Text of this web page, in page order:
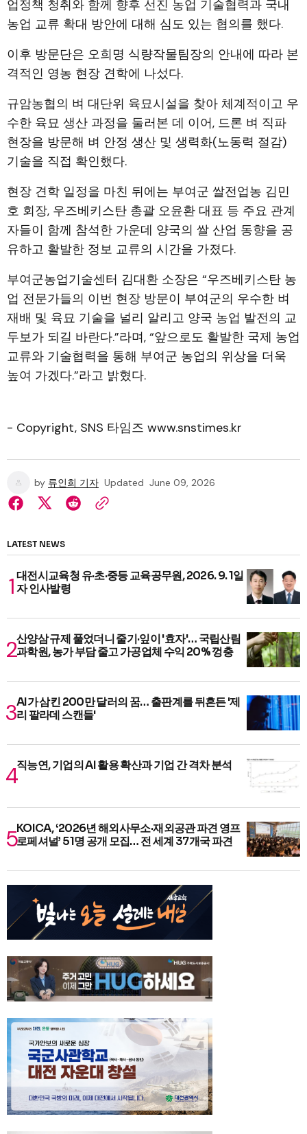
업정책 청취와 함께 향후 선진 농업 기술협력과 국내
농업 교류 확대 방안에 대해 심도 있는 협의를 했다.
이후 방문단은 오희명 식량작물팀장의 안내에 따라 본
격적인 영농 현장 견학에 나섰다.
규암농협의 벼 대단위 육묘시설을 찾아 체계적이고 우
수한 육묘 생산 과정을 둘러본 데 이어, 드론 벼 직파
현장을 방문해 벼 안정 생산 및 생력화(노동력 절감)
기술을 직접 확인했다.
현장 견학 일정을 마친 뒤에는 부여군 쌀전업농 김민
호 회장, 우즈베키스탄 총괄 오윤환 대표 등 주요 관계
자들이 함께 참석한 가운데 양국의 쌀 산업 동향을 공
유하고 활발한 정보 교류의 시간을 가졌다.
부여군농업기술센터 김대환 소장은 “우즈베키스탄 농
업 전문가들의 이번 현장 방문이 부여군의 우수한 벼
재배 및 육묘 기술을 널리 알리고 양국 농업 발전의 교
두보가 되길 바란다.”라며, “앞으로도 활발한 국제 농업
교류와 기술협력을 통해 부여군 농업의 위상을 더욱
높여 가겠다.”라고 밝혔다.
- Copyright, SNS 타임즈 www.snstimes.kr
by 류인희 기자 Updated June 09, 2026
LATEST NEWS
대전시교육청 유·초·중등 교육공무원, 2026. 9. 1일
자 인사발령
산양삼 규제 풀었더니 줄기·잎이 '효자'… 국립산림
과학원, 농가 부담 줄고 가공업체 수익 20% 껑충
AI가 삼킨 200만 달러의 꿈… 출판계를 뒤흔든 '제
리 팔라데 스캔들'
직능연, 기업의 AI 활용 확산과 기업 간 격차 분석
KOICA, ‘2026년 해외사무소·재외공관 파견 영프
로페셔널’ 51명 공개 모집… 전 세계 37개국 파견